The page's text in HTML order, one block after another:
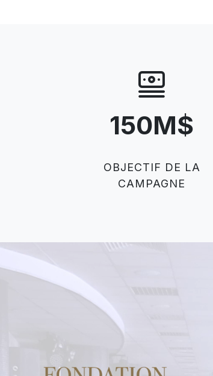
150M$
OBJECTIF DE LA
CAMPAGNE